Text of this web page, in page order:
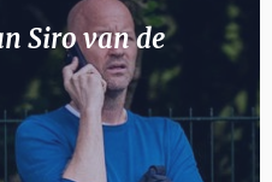
Siro van de